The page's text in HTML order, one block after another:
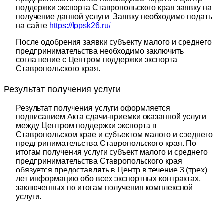
поддержки экспорта Ставропольского края заявку на
получение данной услуги. Заявку необходимо подать
на сайте https://fppsk26.ru/
После одобрения заявки субъекту малого и среднего
предпринимательства необходимо заключить
соглашение с Центром поддержки экспорта
Ставропольского края.
Результат получения услуги
Результат получения услуги оформляется
подписанием Акта сдачи-приемки оказанной услуги
между Центром поддержки экспорта в
Ставропольском крае и субъектом малого и среднего
предпринимательства Ставропольского края. По
итогам получения услуги субъект малого и среднего
предпринимательства Ставропольского края
обязуется предоставлять в Центр в течение 3 (трех)
лет информацию обо всех экспортных контрактах,
заключенных по итогам получения комплексной
услуги.